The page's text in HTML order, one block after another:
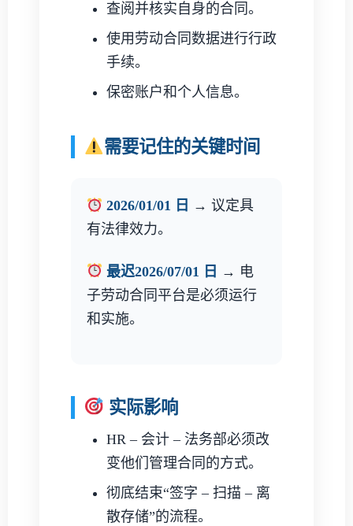
查阅并核实自身的合同。
使用劳动合同数据进行行政
手续。
保密账户和个人信息。
需要记住的关键时间
2026/01/01 日 → 议定具
有法律效力。
最迟2026/07/01 日 → 电
子劳动合同平台是必须运行
和实施。
实际影响
HR – 会计 – 法务部必须改
变他们管理合同的方式。
彻底结束“签字 – 扫描 – 离
散存储”的流程。